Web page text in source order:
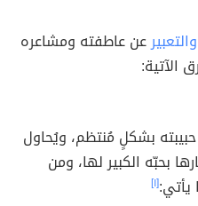
والتعبيرعن عاطفته ومشاعره
الآتية:
بشكلٍ مُنتظم، ويُحاول
بحبّه الكبير لها، ومن
يأتي:[١]